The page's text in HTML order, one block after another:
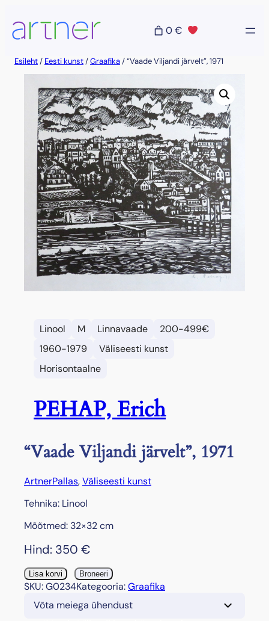
sisu
juurde
0 €
Esileht/ Eesti kunst/Graafika/ “Vaade Viljandi järvelt”, 1971
Linool M Linnavaade
200-499€
1960-1979
Väliseesti kunst
Horisontaalne
PEHAP, Erich
“Vaade Viljandi järvelt”, 1971
ArtnerPallas, Väliseesti kunst
Tehnika: Linool
Mõõtmed: 32×32 cm
Hind: 350 €
"
V
Lisa korvi Broneeri
SKU:G0234Kategooria:Graafika
Võta meiega ühendust